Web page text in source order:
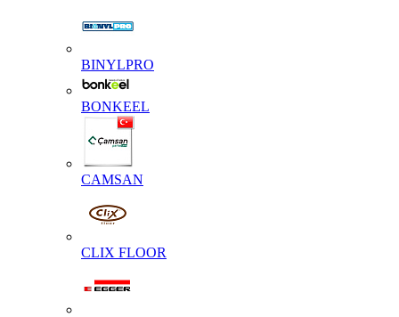
BINYLPRO
BONKEEL
CAMSAN
CLIX FLOOR